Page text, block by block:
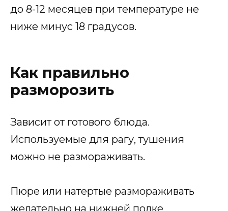
до 8-12 месяцев при температуре не
ниже минус 18 градусов.
Как правильно
разморозить
Зависит от готового блюда.
Используемые для рагу, тушения
можно не размораживать.
Пюре или натертые размораживать
желательно на нижней полке